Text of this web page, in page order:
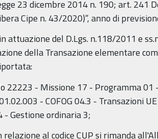
23 dicembre 2014 n. 190; art. 241
Cipe n. 43/2020)”, anno di
attuazione del D.Lgs. n.118/2011 e
della Transazione elementare
22223 - Missione 17 - Programma 01
- COFOG 04.3 - Transazioni
- Gestione ordinaria 3;
relazione al codice CUP si rimanda